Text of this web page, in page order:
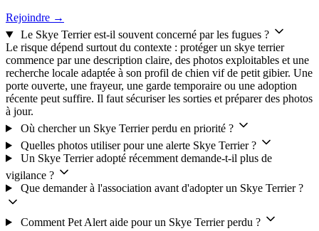
Rejoindre →
Le Skye Terrier est-il souvent concerné par les fugues ?
Le risque dépend surtout du contexte : protéger un skye terrier
commence par une description claire, des photos exploitables et une
recherche locale adaptée à son profil de chien vif de petit gibier. Une
porte ouverte, une frayeur, une garde temporaire ou une adoption
récente peut suffire. Il faut sécuriser les sorties et préparer des photos
à jour.
Où chercher un Skye Terrier perdu en priorité ?
Quelles photos utiliser pour une alerte Skye Terrier ?
Un Skye Terrier adopté récemment demande-t-il plus de
vigilance ?
Que demander à l'association avant d'adopter un Skye Terrier ?
Comment Pet Alert aide pour un Skye Terrier perdu ?